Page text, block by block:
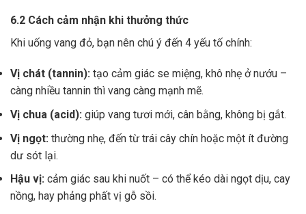
6.2 Cách cảm nhận khi thưởng thức
Khi uống vang đỏ, bạn nên chú ý đến 4 yếu tố chính:
Vị chát (tannin): tạo cảm giác se miệng, khô nhẹ ở nướu –
càng nhiều tannin thì vang càng mạnh mẽ.
Vị chua (acid): giúp vang tươi mới, cân bằng, không bị gắt.
Vị ngọt: thường nhẹ, đến từ trái cây chín hoặc một ít đường
dư sót lại.
Hậu vị: cảm giác sau khi nuốt – có thể kéo dài ngọt dịu, cay
nồng, hay phảng phất vị gỗ sồi.